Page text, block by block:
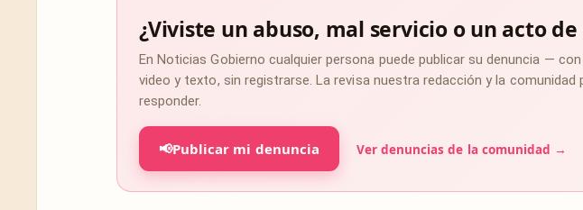
¿Viviste un abuso, mal servicio o un acto
En Noticias Gobierno cualquier persona puede publicar su denuncia —
video y texto, sin registrarse. La revisa nuestra redacción y la comunidad
responder.
📢Publicar mi denuncia Ver denuncias de la comunidad →